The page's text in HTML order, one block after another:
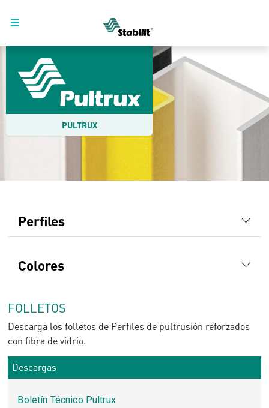
PULTRUX
Perfiles
Colores
FOLLETOS
Descarga los folletos de Perfiles de pultrusión reforzados
con fibra de vidrio.
Descargas
Boletín Técnico Pultrux